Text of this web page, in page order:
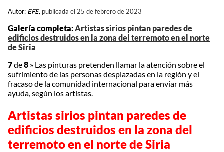
Autor: EFE, publicada el 25 de febrero de 2023
Galería completa:Artistas sirios pintan paredes de
edificios destruidos en la zona del terremoto en el norte
de Siria
7de8 » Las pinturas pretenden llamar la atención sobre el
sufrimiento de las personas desplazadas en la región y el
fracaso de la comunidad internacional para enviar más
ayuda, según los artistas.
Artistas sirios pintan paredes de
edificios destruidos en la zona del
terremoto en el norte de Siria